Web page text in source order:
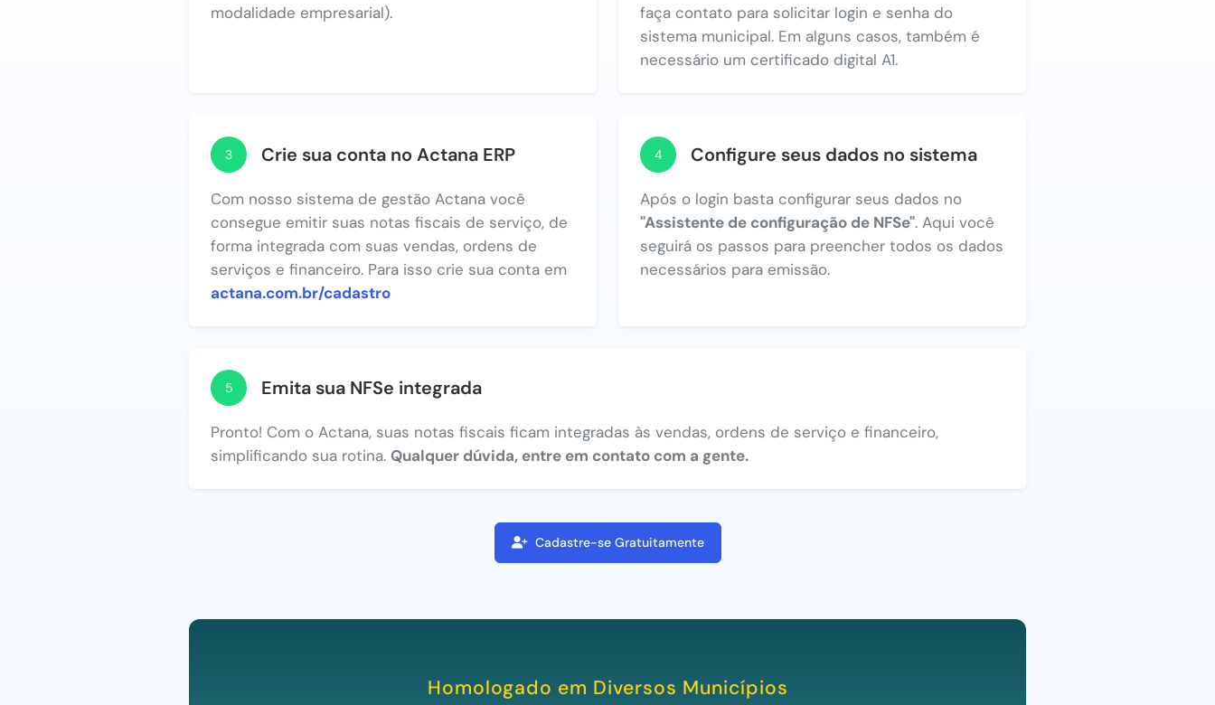
modalidade empresarial).
faça contato para solicitar login e senha do
sistema municipal. Em alguns casos, também é
necessário um certificado digital A1.
3 Crie sua conta no Actana ERP
Com nosso sistema de gestão Actana você
consegue emitir suas notas fiscais de serviço, de
forma integrada com suas vendas, ordens de
serviços e financeiro. Para isso crie sua conta em
actana.com.br/cadastro
4 Configure seus dados no sistema
Após o login basta configurar seus dados no
"Assistente de configuração de NFSe". Aqui você
seguirá os passos para preencher todos os dados
necessários para emissão.
5 Emita sua NFSe integrada
Pronto! Com o Actana, suas notas fiscais ficam integradas às vendas, ordens de serviço e financeiro,
simplificando sua rotina. Qualquer dúvida, entre em contato com a gente.
Cadastre-se Gratuitamente
Homologado em Diversos Municípios